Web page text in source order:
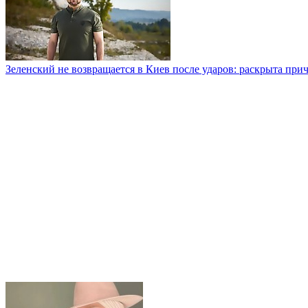
Зеленский не возвращается в Киев после ударов: раскрыта